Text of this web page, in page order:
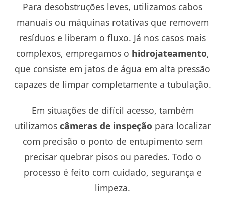
Para desobstruções leves, utilizamos cabos
manuais ou máquinas rotativas que removem
resíduos e liberam o fluxo. Já nos casos mais
complexos, empregamos o hidrojateamento,
que consiste em jatos de água em alta pressão
capazes de limpar completamente a tubulação.
Em situações de difícil acesso, também
utilizamos câmeras de inspeção para localizar
com precisão o ponto de entupimento sem
precisar quebrar pisos ou paredes. Todo o
processo é feito com cuidado, segurança e
limpeza.